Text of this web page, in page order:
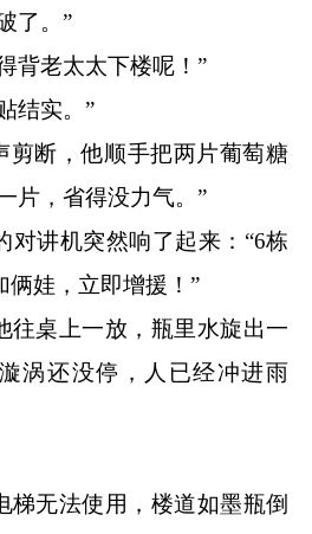
了。”
老太太下楼呢！”
结实。”
断，他顺手把两片葡萄糖
片，省得没力气。”
讲机突然响了起来：“6栋
俩娃，立即增援！”
桌上一放，瓶里水旋出一
涡还没停，人已经冲进雨
无法使用，楼道如墨瓶倒